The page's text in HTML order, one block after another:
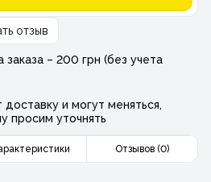
отзыв
– 200 грн (без учета
и могут меняться,
просим уточнять
Отзывов (0)